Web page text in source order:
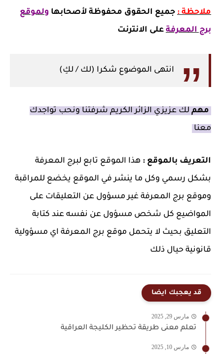
ملاحظة : جميع الحقوق محفوظة لأصحابها ولموقع
برج المعرفة على الانترنت
انتهى الموضوع شكرا (لك / لكِ)
مهم لك عزيزي الزائر الكريم شرفتنا ونحب تواجدك
معنا
التعريف بالموقع : هذا الموقع تابع لبرج المعرفة
بشكل رسمي وكل ما ينشر في الموقع يخضع للمراقبة
وموقع برج المعرفة غير مسؤول عن التعليقات على
المواضيع كل شخص مسؤول عن نفسه عند كتابة
التعليق بحيث لا يتحمل موقع برج المعرفة اي مسؤولية
قانونية حيال ذلك
قد يعجبك ايضا
مارس 29, 2025
تعلم معنى طريقة تحظير الكليجة العراقية
مارس 10, 2025